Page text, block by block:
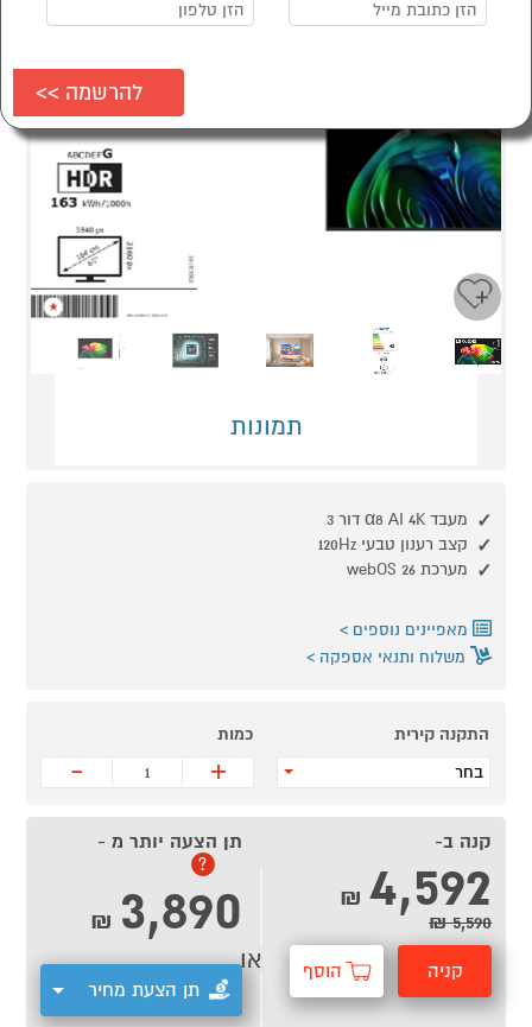
תמונות
מעבד α8 AI 4K דור 3
קצב רענון טבעי 120Hz
מערכת webOS 26
מאפיינים נוספים
משלוח ותנאי אספקה
התקנה קירית
בחר
כמות
+
-
קנה ב-
4,592
₪
5,590 ₪
קניה הוסף
תן הצעה יותר מ -
?
3,890
₪
תן הצעת מחיר
או